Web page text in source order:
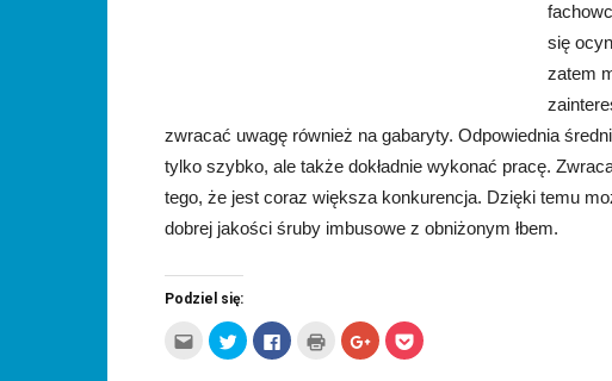
się
zatem
zwracać uwagę również na gabaryty. Odpowiednia
tylko szybko, ale także dokładnie wykonać pracę.
tego, że jest coraz większa konkurencja. Dzięki temu
dobrej jakości śruby imbusowe z obniżonym łbem.
Podziel się:
Kliknij,
aby
wysłać
Udostępnij
na
Twitterze(Otwiera
Click
to
Kliknij
by
wydrukować(Otwiera
Click
to
share
Click
to